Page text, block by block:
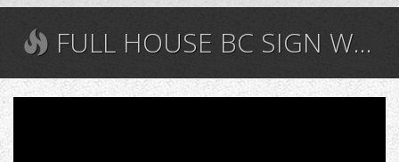
FULL HOUSE BC SIGN WITH ROAR!